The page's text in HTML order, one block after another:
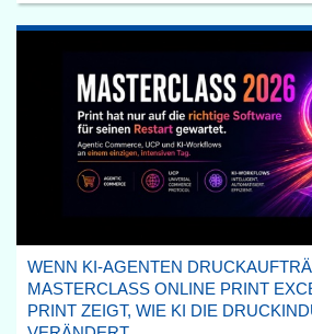
WENN KI-AGENTEN
MASTERCLASS ONLINE PRINT
PRINT ZEIGT, WIE KI DIE